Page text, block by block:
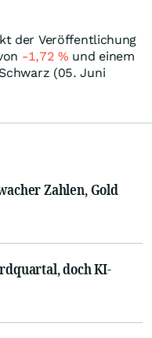
der Veröffentlichung
-1,72% und einem
(05. Juni
Zahlen, Gold
doch KI-